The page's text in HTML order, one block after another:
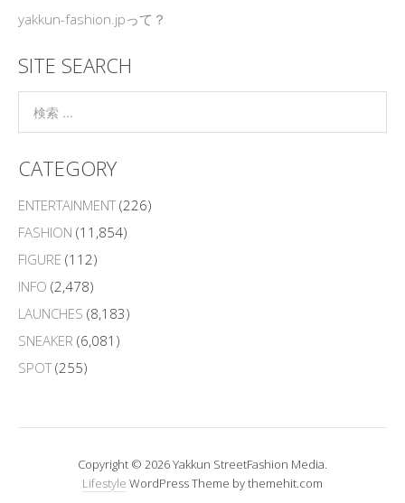
yakkun-fashion.jpって？
SITE SEARCH
CATEGORY
ENTERTAINMENT(226)
FASHION (11,854)
FIGURE (112)
INFO (2,478)
LAUNCHES (8,183)
SNEAKER (6,081)
SPOT(255)
Copyright © 2026 Yakkun StreetFashion Media.
Lifestyle WordPress Theme by themehit.com